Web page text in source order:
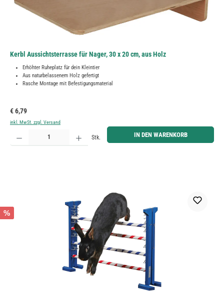
Kerbl Aussichtsterrasse für Nager, 30 x 20 cm, aus Holz
Erhöhter Ruheplatz für dein Kleintier
Aus naturbelassenem Holz gefertigt
Rasche Montage mit Befestigungsmaterial
Regulärer Preis:
€ 6,79
inkl. MwSt. zzgl. Versand
Produkt Anzahl: Gib den gewünschten Wert ein oder benutze die Schaltflächen um die Anzahl zu
Stk. IN DEN WARENKORB
%